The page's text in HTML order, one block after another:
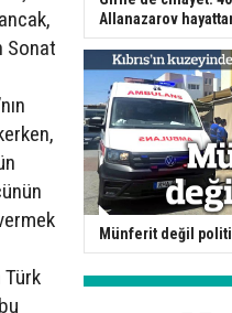
Sonat
Türk
Allanazarov
Münferit değil